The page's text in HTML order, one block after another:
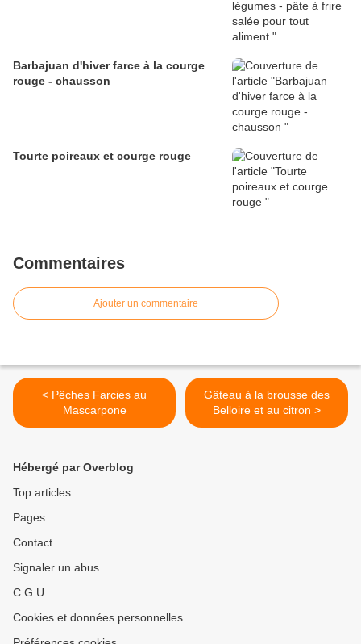
Barbajuan d'hiver farce à la courge
rouge - chausson
Tourte poireaux et courge rouge
Commentaires
Ajouter un commentaire
< Pêches Farcies au
Mascarpone
Gâteau à la brousse des
Belloire et au citron >
Hébergé par Overblog
Top articles
Pages
Contact
Signaler un abus
C.G.U.
Cookies et données personnelles